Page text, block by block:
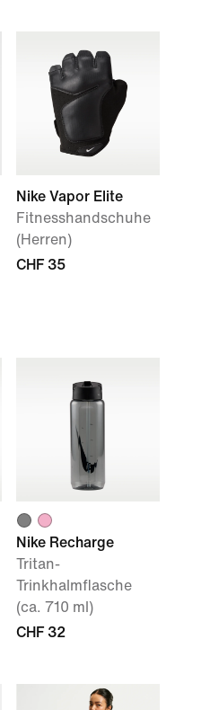
Nike Vapor Elite
Fitnesshandschuhe
(Herren)
CHF 35
Nike Recharge
Tritan-
Trinkhalmflasche
(ca. 710 ml)
CHF 32